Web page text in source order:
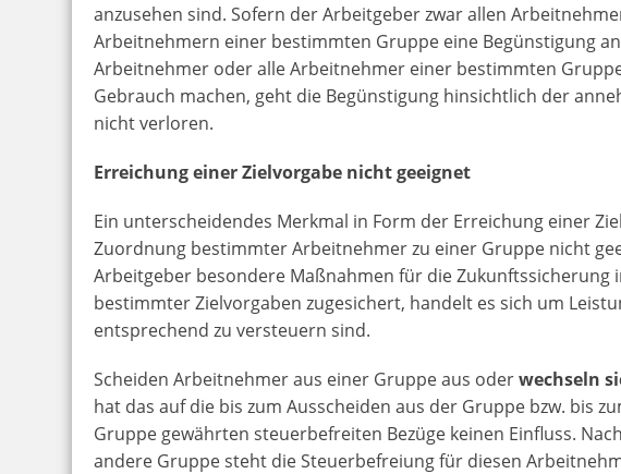
anzusehen sind. Sofern der Arbeitgeber zwar allen
Arbeitnehmern einer bestimmten Gruppe eine Begünstigung
Arbeitnehmer oder alle Arbeitnehmer einer bestimmten
Gebrauch machen, geht die Begünstigung hinsichtlich der
nicht verloren.
Erreichung einer Zielvorgabe nicht geeignet
Ein unterscheidendes Merkmal in Form der Erreichung einer
Zuordnung bestimmter Arbeitnehmer zu einer Gruppe nicht
Arbeitgeber besondere Maßnahmen für die Zukunftssicherung
bestimmter Zielvorgaben zugesichert, handelt es sich um
entsprechend zu versteuern sind.
Scheiden Arbeitnehmer aus einer Gruppe aus oderwechseln
hat das auf die bis zum Ausscheiden aus der Gruppe bzw. bis
Gruppe gewährten steuerbefreiten Bezüge keinen Einfluss.
andere Gruppe steht die Steuerbefreiung für diesen